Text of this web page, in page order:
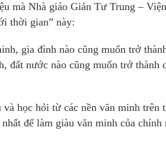
mà Nhà giáo Giản Tư Trung –
thời gian” này:
gia đình nào cũng muốn trở
đất nước nào cũng muốn trở thành
học hỏi từ các nền văn minh trên
để làm giàu văn minh của chính